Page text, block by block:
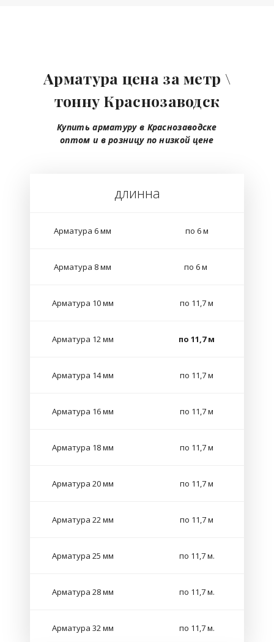
Арматура цена за метр \
тонну Краснозаводск
Купить арматуру в Краснозаводске
оптом и в розницу по низкой цене
длинна
Арматура 6 мм по 6 м
Арматура 8 мм по 6 м
Арматура 10 мм по 11,7 м
Арматура 12 мм по 11,7 м
Арматура 14 мм по 11,7 м
Арматура 16 мм по 11,7 м
Арматура 18 мм по 11,7 м
Арматура 20 мм по 11,7 м
Арматура 22 мм по 11,7 м
Арматура 25 мм по 11,7 м.
Арматура 28 мм по 11,7 м.
Арматура 32 мм по 11,7 м.